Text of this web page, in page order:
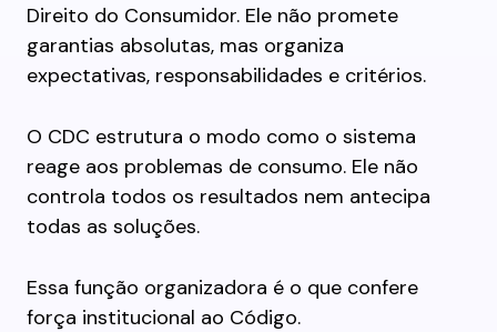
Direito do Consumidor. Ele não promete
garantias absolutas, mas organiza
expectativas, responsabilidades e critérios.
O CDC estrutura o modo como o sistema
reage aos problemas de consumo. Ele não
controla todos os resultados nem antecipa
todas as soluções.
Essa função organizadora é o que confere
força institucional ao Código.